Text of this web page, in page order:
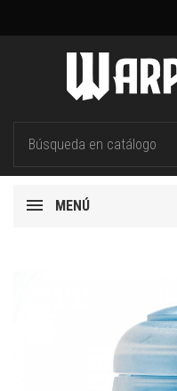
MENÚ